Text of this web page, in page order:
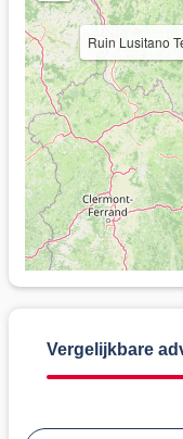
Ruin Lusitano
Vergelijkbare